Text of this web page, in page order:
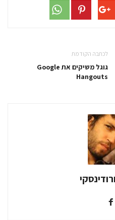
לכתבה הקודמת
גוגל משיקים את Google
Hangouts